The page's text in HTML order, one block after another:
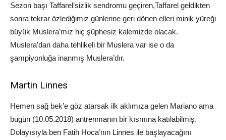
Sezon başı Taffarel’sizlik sendromu geçiren,Taffarel geldikten
sonra tekrar özlediğimiz günlerine geri dönen elleri minik yüreği
büyük Muslera’mız hiç şüphesiz kalemizde olacak.
Muslera’dan daha tehlikeli bir Muslera var ise o da
şampiyonluğa inanmış Muslera’dır.
Martin Linnes
Hemen sağ bek’e göz atarsak ilk aklımıza gelen Mariano ama
bugün (10.05.2018) antrenmanın bir kısmına katılabilmiş.
Dolayısıyla ben Fatih Hoca’nın Linnes ile başlayacağını